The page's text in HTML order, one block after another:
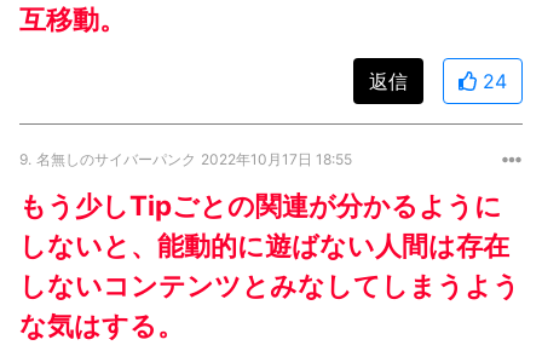
互移動。
返信 24
9. 名無しのサイバーパンク 2022年10月17日 18:55
もう少しTipごとの関連が分かるように
しないと、能動的に遊ばない人間は存在
しないコンテンツとみなしてしまうよう
な気はする。